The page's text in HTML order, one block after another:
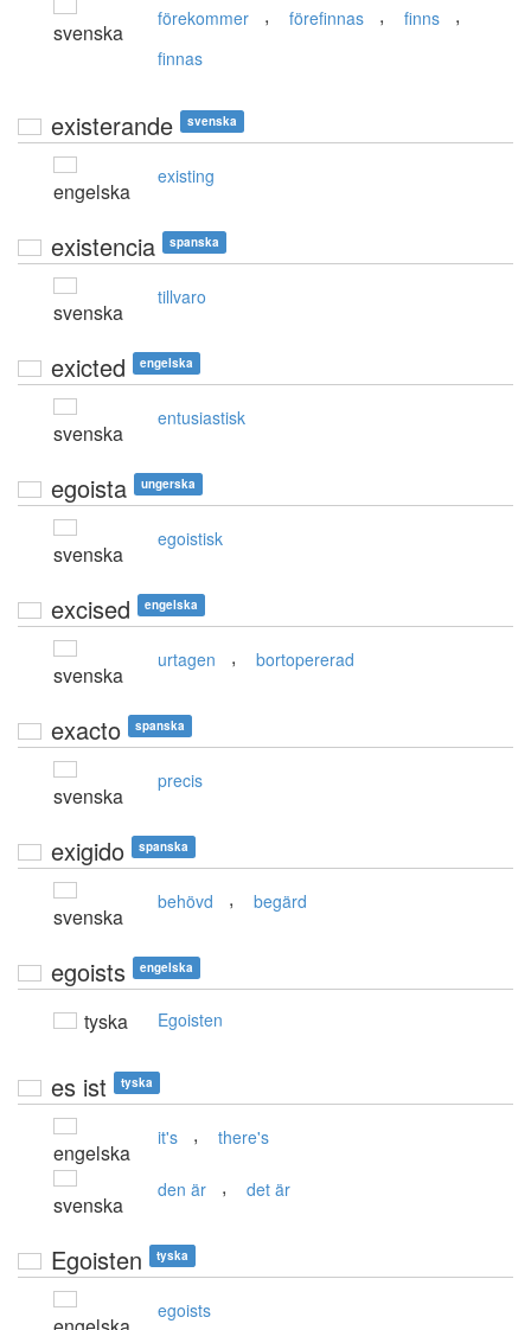
svenska
förekommer , förefinnas , finns ,
finnas
existerande svenska
engelska
existing
existencia spanska
svenska
tillvaro
exicted engelska
svenska
entusiastisk
egoista ungerska
svenska
egoistisk
excised engelska
svenska
urtagen , bortopererad
exacto spanska
svenska
precis
exigido spanska
svenska
behövd , begärd
egoists engelska
tyska Egoisten
es ist tyska
engelska
it's , there's
svenska
den är , det är
Egoisten tyska
egoists